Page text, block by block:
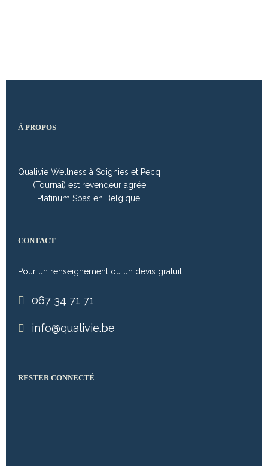
À PROPOS
Qualivie Wellness à Soignies et Pecq
(Tournai) est revendeur agrée
Platinum Spas en Belgique.
CONTACT
Pour un renseignement ou un devis gratuit:
067 34 71 71
info@qualivie.be
RESTER CONNECTÉ